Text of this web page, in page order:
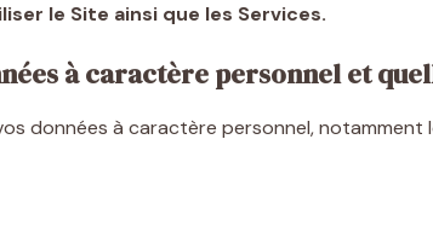
le Site ainsi que les Services.
à caractère personnel et
données à caractère personnel, notamment